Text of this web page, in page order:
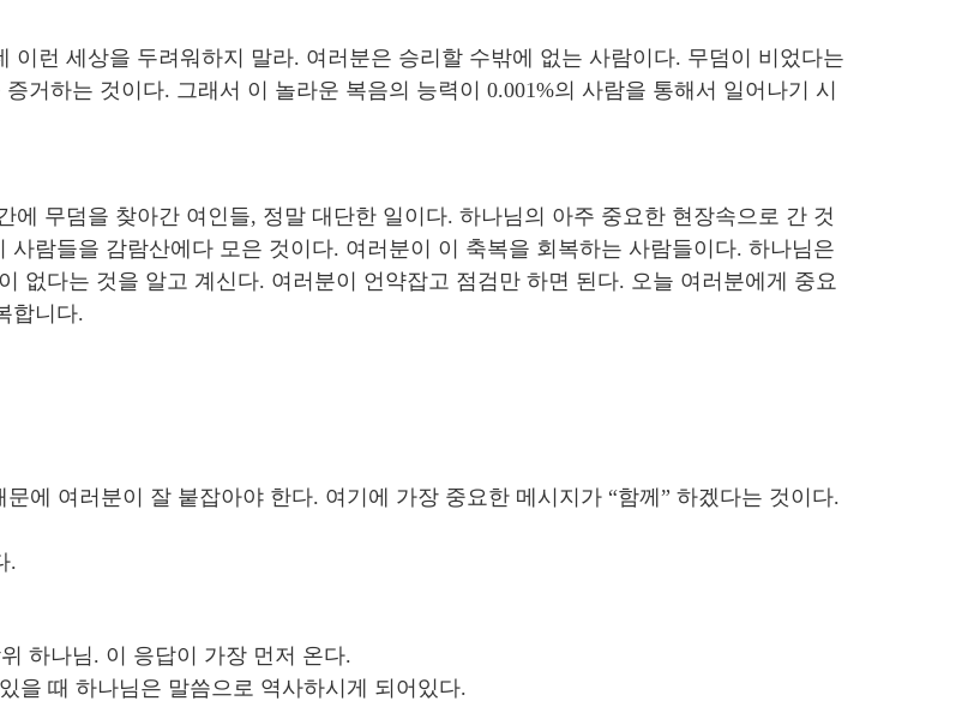
런 세상을 두려워하지 말라. 여러분은 승리할 수밖에 없는 사람이다. 무덤이 비었다는
거하는 것이다. 그래서 이 놀라운 복음의 능력이 0.001%의 사람을 통해서 일어나기 시
무덤을 찾아간 여인들, 정말 대단한 일이다. 하나님의 아주 중요한 현장속으로 간 것
람들을 감람산에다 모은 것이다. 여러분이 이 축복을 회복하는 사람들이다. 하나님은
없다는 것을 알고 계신다. 여러분이 언약잡고 점검만 하면 된다. 오늘 여러분에게 중요
합니다.
에 여러분이 잘 붙잡아야 한다. 여기에 가장 중요한 메시지가 “함께” 하겠다는 것이다.
.
하나님. 이 응답이 가장 먼저 온다.
을 때 하나님은 말씀으로 역사하시게 되어있다.